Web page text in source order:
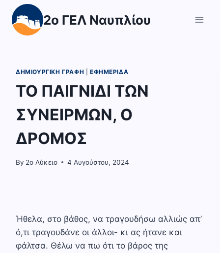
content
2ο ΓΕΛ Ναυπλίου
ΔΗΜΙΟΥΡΓΙΚΉ ΓΡΑΦΉ ΕΦΗΜΕΡΊΔΑ
ΤΟ ΠΑΙΓΝΙΔΙ ΤΩΝ
ΣΥΝΕΙΡΜΩΝ, Ο
ΔΡΟΜΟΣ
By 2o Λύκειο 4 Αυγούστου, 2024
Ήθελα, στο βάθος, να τραγουδήσω αλλιώς απ’
ό,τι τραγουδάνε οι άλλοι- κι ας ήτανε και
φάλτσα. Θέλω να πω ότι το βάρος της